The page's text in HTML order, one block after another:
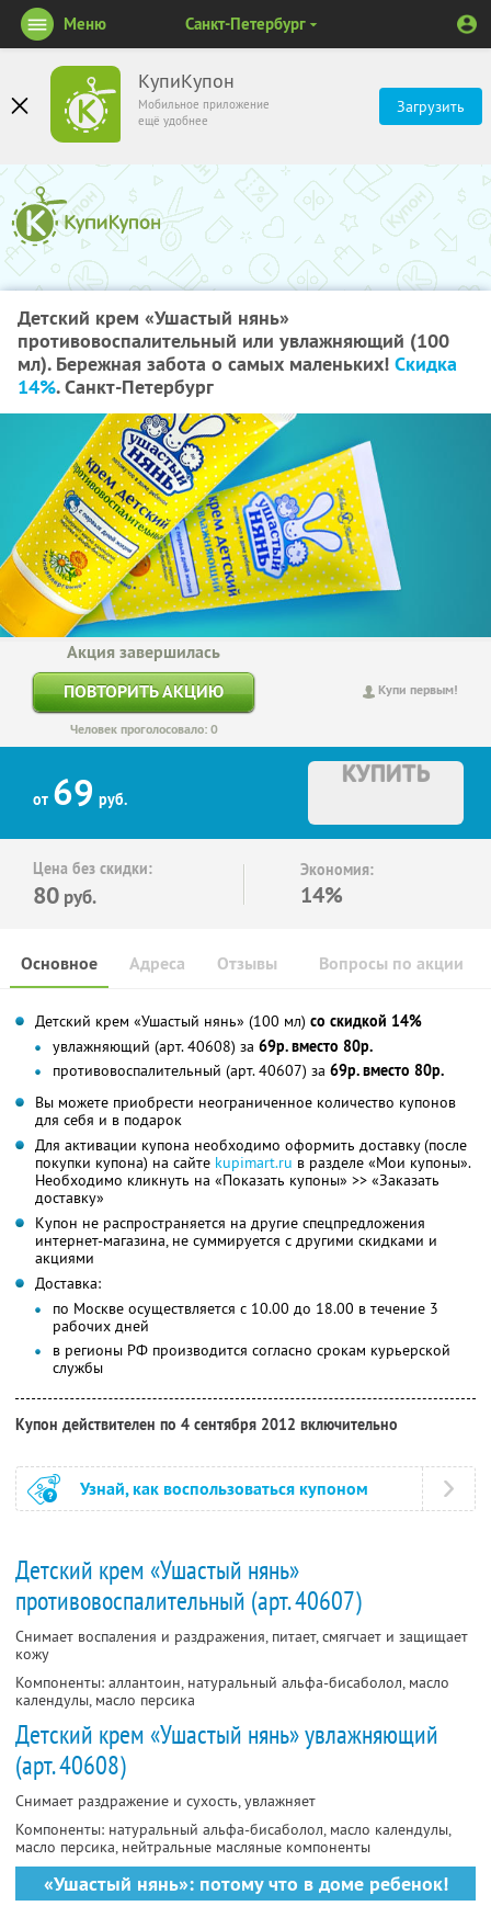
КупиКупон
Мобильное приложение
ещё удобнее
Загрузить
Меню Санкт-Петербург
Детский крем «Ушастый нянь»
противовоспалительный или увлажняющий (100
мл). Бережная забота о самых маленьких! Скидка
14%. Санкт-Петербург
Купи первым!
Акция завершилась
ПОВТОРИТЬ АКЦИЮ
Человек проголосовало: 0
от 69 руб.
КУПИТЬ
Цена без скидки:
80 руб.
Экономия:
14%
Основное Отзывы Вопросы по акции
Адреса
Детский крем «Ушастый нянь» (100 мл) со скидкой 14%
увлажняющий (арт. 40608) за 69р. вместо 80р.
противовоспалительный (арт. 40607) за 69р. вместо 80р.
Вы можете приобрести неограниченное количество купонов
для себя и в подарок
Для активации купона необходимо оформить доставку (после
покупки купона) на сайте kupimart.ru в разделе «Мои купоны».
Необходимо кликнуть на «Показать купоны» >> «Заказать
доставку»
Купон не распространяется на другие спецпредложения
интернет-магазина, не суммируется с другими скидками и
акциями
Доставка:
по Москве осуществляется с 10.00 до 18.00 в течение 3
рабочих дней
в регионы РФ производится согласно срокам курьерской
службы
Купон действителен по 4 сентября 2012 включительно
Узнай, как воспользоваться купоном
Детский крем «Ушастый нянь»
противовоспалительный (арт. 40607)
Снимает воспаления и раздражения, питает, смягчает и защищает
кожу
Компоненты: аллантоин, натуральный альфа-бисаболол, масло
календулы, масло персика
Детский крем «Ушастый нянь» увлажняющий
(арт. 40608)
Снимает раздражение и сухость, увлажняет
Компоненты: натуральный альфа-бисаболол, масло календулы,
масло персика, нейтральные масляные компоненты
«Ушастый нянь»: потому что в доме ребенок!